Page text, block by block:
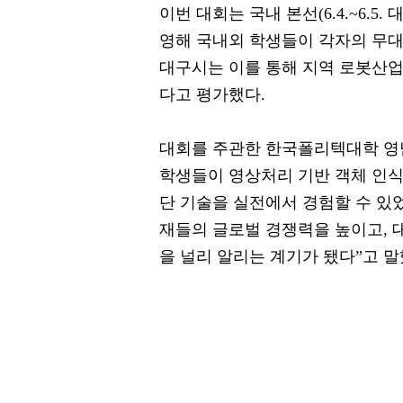
이번 대회는 국내 본선(6.4.~6.5.
영해 국내외 학생들이 각자의 무
대구시는 이를 통해 지역 로봇산
다고 평가했다.
대회를 주관한 한국폴리텍대학
학생들이 영상처리 기반 객체 인
단 기술을 실전에서 경험할 수 있
재들의 글로벌 경쟁력을 높이고,
을 널리 알리는 계기가 됐다”고